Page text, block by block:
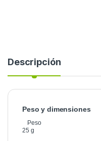
Descripción
Peso y dimensiones
Peso
25 g